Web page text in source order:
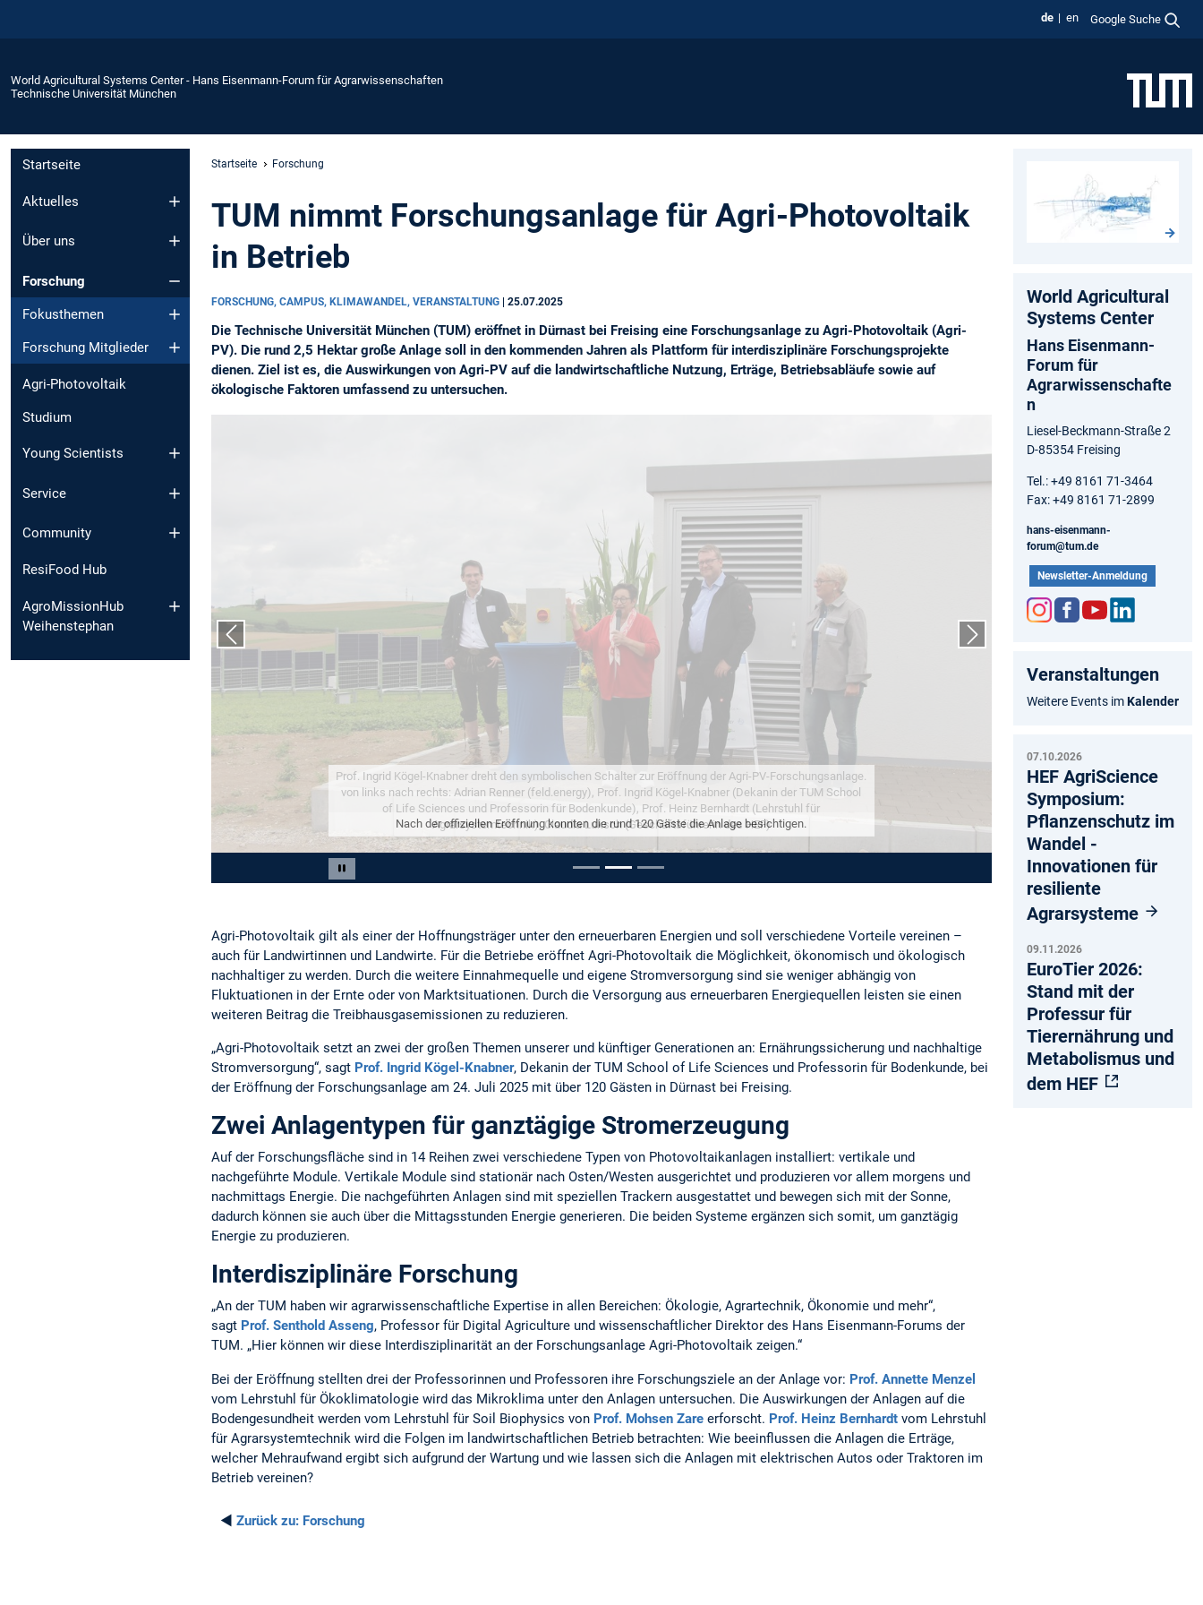
de en Google Suche
World Agricultural Systems Center - Hans Eisenmann-Forum für Agrarwissenschaften
Technische Universität München
Startseite
Aktuelles
Über uns
Forschung
Fokusthemen
Forschung Mitglieder
Agri-Photovoltaik
Studium
Young Scientists
Service
Community
ResiFood Hub
AgroMissionHub
Weihenstephan
Startseite Forschung
TUM nimmt Forschungsanlage für Agri-Photovoltaik
in Betrieb
FORSCHUNG, CAMPUS, KLIMAWANDEL, VERANSTALTUNG | 25.07.2025
Die Technische Universität München (TUM) eröffnet in Dürnast bei Freising eine Forschungsanlage zu Agri-Photovoltaik (Agri-
PV). Die rund 2,5 Hektar große Anlage soll in den kommenden Jahren als Plattform für interdisziplinäre Forschungsprojekte
dienen. Ziel ist es, die Auswirkungen von Agri-PV auf die landwirtschaftliche Nutzung, Erträge, Betriebsabläufe sowie auf
ökologische Faktoren umfassend zu untersuchen.
Carousel pausieren
Nach der offiziellen Eröffnung konnten die rund 120 Gäste die Anlage besichtigen.
Vorheriger Slide Nächster Slide
Agri-Photovoltaik gilt als einer der Hoffnungsträger unter den erneuerbaren Energien und soll verschiedene Vorteile vereinen –
auch für Landwirtinnen und Landwirte. Für die Betriebe eröffnet Agri-Photovoltaik die Möglichkeit, ökonomisch und ökologisch
nachhaltiger zu werden. Durch die weitere Einnahmequelle und eigene Stromversorgung sind sie weniger abhängig von
Fluktuationen in der Ernte oder von Marktsituationen. Durch die Versorgung aus erneuerbaren Energiequellen leisten sie einen
weiteren Beitrag die Treibhausgasemissionen zu reduzieren.
„Agri-Photovoltaik setzt an zwei der großen Themen unserer und künftiger Generationen an: Ernährungssicherung und nachhaltige
Stromversorgung“, sagt Prof. Ingrid Kögel-Knabner, Dekanin der TUM School of Life Sciences und Professorin für Bodenkunde, bei
der Eröffnung der Forschungsanlage am 24. Juli 2025 mit über 120 Gästen in Dürnast bei Freising.
Zwei Anlagentypen für ganztägige Stromerzeugung
Auf der Forschungsfläche sind in 14 Reihen zwei verschiedene Typen von Photovoltaikanlagen installiert: vertikale und
nachgeführte Module. Vertikale Module sind stationär nach Osten/Westen ausgerichtet und produzieren vor allem morgens und
nachmittags Energie. Die nachgeführten Anlagen sind mit speziellen Trackern ausgestattet und bewegen sich mit der Sonne,
dadurch können sie auch über die Mittagsstunden Energie generieren. Die beiden Systeme ergänzen sich somit, um ganztägig
Energie zu produzieren.
Interdisziplinäre Forschung
„An der TUM haben wir agrarwissenschaftliche Expertise in allen Bereichen: Ökologie, Agrartechnik, Ökonomie und mehr“,
sagt Prof. Senthold Asseng, Professor für Digital Agriculture und wissenschaftlicher Direktor des Hans Eisenmann-Forums der
TUM. „Hier können wir diese Interdisziplinarität an der Forschungsanlage Agri-Photovoltaik zeigen.“
Bei der Eröffnung stellten drei der Professorinnen und Professoren ihre Forschungsziele an der Anlage vor: Prof. Annette Menzel
vom Lehrstuhl für Ökoklimatologie wird das Mikroklima unter den Anlagen untersuchen. Die Auswirkungen der Anlagen auf die
Bodengesundheit werden vom Lehrstuhl für Soil Biophysics von Prof. Mohsen Zare erforscht. Prof. Heinz Bernhardt vom Lehrstuhl
für Agrarsystemtechnik wird die Folgen im landwirtschaftlichen Betrieb betrachten: Wie beeinflussen die Anlagen die Erträge,
welcher Mehraufwand ergibt sich aufgrund der Wartung und wie lassen sich die Anlagen mit elektrischen Autos oder Traktoren im
Betrieb vereinen?
◄ Zurück zu: Forschung
World Agricultural
Systems Center
Hans Eisenmann-
Forum für
Agrarwissenschafte
n
Liesel-Beckmann-Straße 2
D-85354 Freising
Tel.: +49 8161 71-3464
Fax: +49 8161 71-2899
hans-eisenmann-
forum@tum.de
Newsletter-Anmeldung
am
ok
e
Veranstaltungen
Weitere Events imKalender
07.10.2026
HEF AgriScience
Symposium:
Pflanzenschutz im
Wandel -
Innovationen für
resiliente
Agrarsysteme
09.11.2026
EuroTier 2026:
Stand mit der
Professur für
Tierernährung und
Metabolismus und
dem HEF